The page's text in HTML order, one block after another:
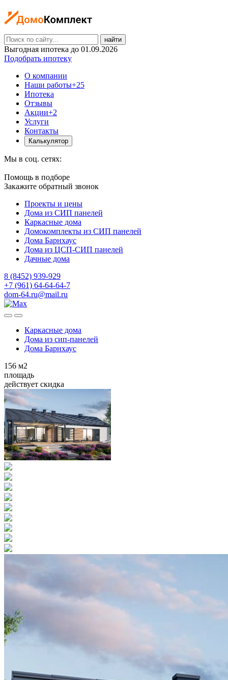
найти
Выгодная ипотека до 01.09.2026
Подобрать ипотеку
О компании
Наши работы+25
Ипотека
Отзывы
Акции+2
Услуги
Контакты
Калькулятор
Мы в соц. сетях:
Помощь в подборе
Закажите обратный звонок
Проекты и цены
Дома из СИП панелей
Каркасные дома
Домокомплекты из СИП панелей
Дома Барнхаус
Дома из ЦСП-СИП панелей
Дачные дома
8 (8452) 939-929
+7 (961) 64-64-64-7
dom-64.ru@mail.ru
Каркасные дома
Дома из сип-панелей
Дома Барнхаус
156 м2
площадь
действует скидка